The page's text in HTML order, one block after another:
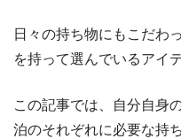
日々の持ち物にもこだわ
を持って選んでいるアイ
この記事では、自分自身
泊のそれぞれに必要な持